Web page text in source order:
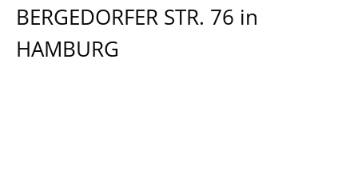
BERGEDORFER STR. 76 in
HAMBURG